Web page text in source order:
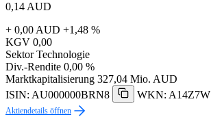
0,14 AUD
+ 0,00 AUD +1,48 %
KGV 0,00
Sektor Technologie
Div.-Rendite 0,00 %
Marktkapitalisierung 327,04 Mio. AUD
ISIN: AU000000BRN8
WKN: A14Z7W
Aktiendetails öffnen